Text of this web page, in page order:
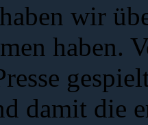
wir
haben.
damit die